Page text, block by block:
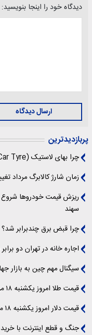
دیدگاه خود را اینجا بنویسید:
ارسال دیدگاه
پربازدیدترین
چرا بهای لاستیک (Car Tyre) در جهان بالا می‌برد؟
زمان شارژ کالابرگ مرداد
ریزش قیمت خودروها شروع
سهند
چرا قبض برق چندبرابر شد؟
اجاره خانه در تهران دو
سیگنال‌ مهم چین به بازار
قیمت طلا امروز یکشنبه ۱۸ مرداد ۱۴۰۵
قیمت دلار امروز یکشنبه ۱۸ مرداد ۱۴۰۵
جنگ و قطع اینترنت با خرید